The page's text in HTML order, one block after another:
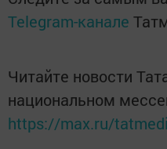
Telegram-канале
Читайте новости
национальном
https://max.ru/